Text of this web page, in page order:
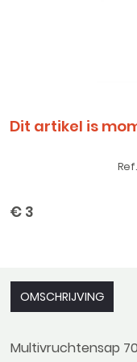
Dit artikel is
€ 3
OMSCHRIJVING
Multivruchtensap